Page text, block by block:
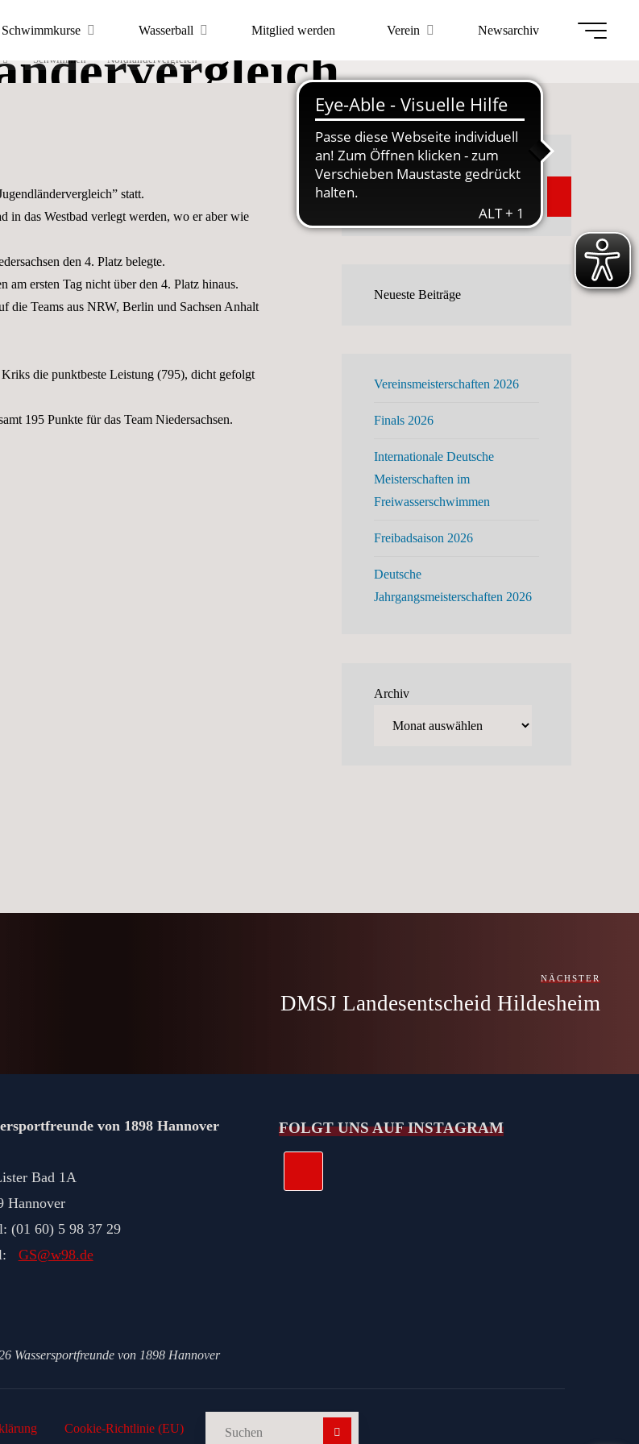
Schwimmkurse Wasserball Mitglied werden Verein Newsarchiv
Schwimmen Nordländervergleich
statt.
in das Westbad verlegt werden, wo er aber wie
den 4. Platz belegte.
ersten Tag nicht über den 4. Platz hinaus.
die Teams aus NRW, Berlin und Sachsen Anhalt
die punktbeste Leistung (795), dicht gefolgt
195 Punkte für das Team Niedersachsen.
Suchen
Neueste Beiträge
Vereinsmeisterschaften 2026
Finals 2026
Internationale Deutsche
Meisterschaften im
Freiwasserschwimmen
Freibadsaison 2026
Deutsche
Jahrgangsmeisterschaften 2026
Archiv
NÄCHSTER
DMSJ Landesentscheid Hildesheim
von 1898 Hannover
Bad 1A
Hannover
(01 60) 5 98 37 29
GS@w98.de
FOLGT UNS AUF INSTAGRAM
Wassersportfreunde von 1898 Hannover
Cookie-Richtlinie (EU)